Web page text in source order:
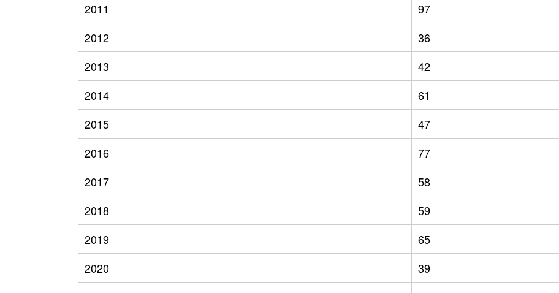
2011
97
2012
36
2013
42
2014
61
2015
47
2016
77
2017
58
2018
59
2019
65
2020
39